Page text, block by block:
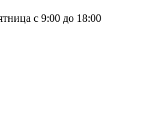
с 9:00 до 18:00